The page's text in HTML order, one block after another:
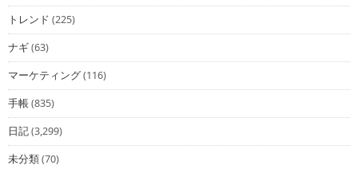
トレンド (225)
ナギ(63)
マーケティング(116)
手帳(835)
日記(3,299)
未分類(70)